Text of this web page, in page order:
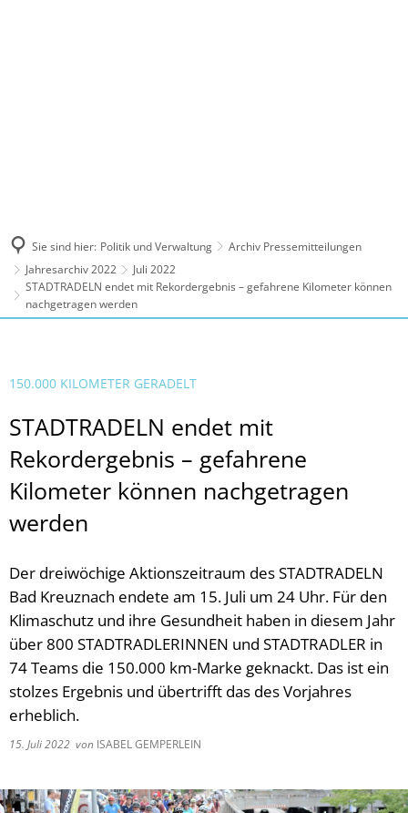
Sie sind hier: Politik und Verwaltung
Archiv Pressemitteilungen
Jahresarchiv 2022
Juli 2022
STADTRADELN endet mit Rekordergebnis – gefahrene Kilometer können
nachgetragen werden
150.000 KILOMETER GERADELT
STADTRADELN endet mit
Rekordergebnis – gefahrene
Kilometer können nachgetragen
werden
Der dreiwöchige Aktionszeitraum des STADTRADELN
Bad Kreuznach endete am 15. Juli um 24 Uhr. Für den
Klimaschutz und ihre Gesundheit haben in diesem Jahr
über 800 STADTRADLERINNEN und STADTRADLER in
74 Teams die 150.000 km-Marke geknackt. Das ist ein
stolzes Ergebnis und übertrifft das des Vorjahres
erheblich.
15. Juli 2022 von ISABEL GEMPERLEIN